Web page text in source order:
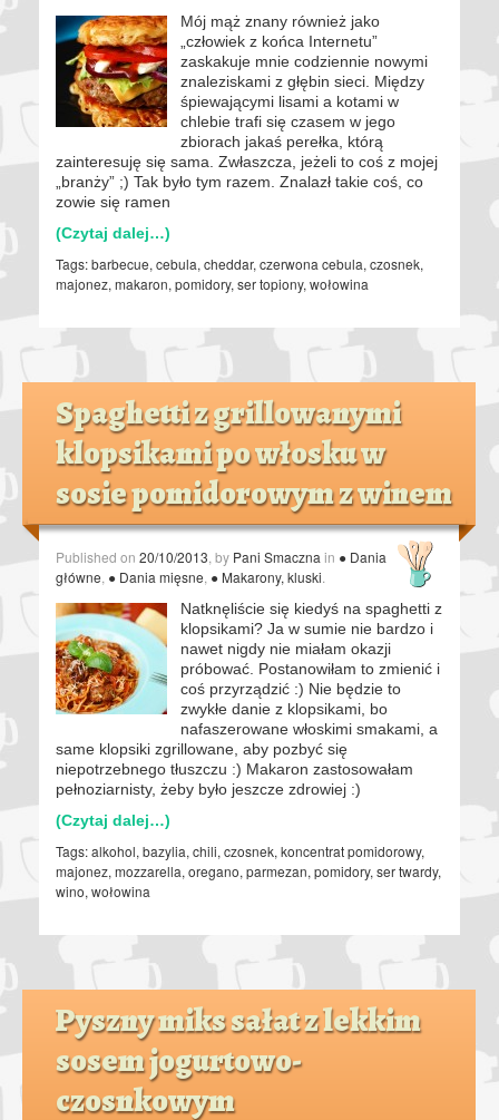
Mój mąż znany również jako
„człowiek z końca Internetu”
zaskakuje mnie codziennie nowymi
znaleziskami z głębin sieci. Między
śpiewającymi lisami a kotami w
chlebie trafi się czasem w jego
zbiorach jakaś perełka, którą
zainteresuję się sama. Zwłaszcza, jeżeli to coś z mojej
„branży” ;) Tak było tym razem. Znalazł takie coś, co
zowie się ramen
(Czytaj dalej…)
Tags:barbecue, cebula, cheddar, czerwona cebula, czosnek,
majonez, makaron, pomidory, ser topiony, wołowina
Spaghetti z grillowanymi
klopsikami po włosku w
sosie pomidorowym z winem
Published on 20/10/2013 , by Pani Smaczna in ● Dania
główne ● Dania mięsne ● Makarony, kluski
Natknęliście się kiedyś na spaghetti z
klopsikami? Ja w sumie nie bardzo i
nawet nigdy nie miałam okazji
próbować. Postanowiłam to zmienić i
coś przyrządzić :) Nie będzie to
zwykłe danie z klopsikami, bo
nafaszerowane włoskimi smakami, a
same klopsiki zgrillowane, aby pozbyć się
niepotrzebnego tłuszczu :) Makaron zastosowałam
pełnoziarnisty, żeby było jeszcze zdrowiej :)
(Czytaj dalej…)
Tags:alkohol, bazylia, chili, czosnek, koncentrat pomidorowy,
majonez, mozzarella, oregano, parmezan, pomidory, ser twardy,
wino, wołowina
Pyszny miks sałat z lekkim
sosem jogurtowo-
czosnkowym